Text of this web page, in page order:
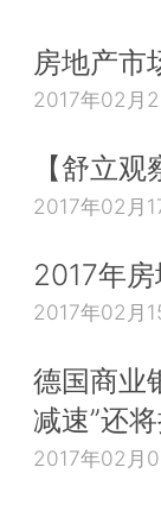
房地产市
2017年02月
【舒立
2017年02月
2017年房
2017年02月
德国商业
减速”还
2017年02月